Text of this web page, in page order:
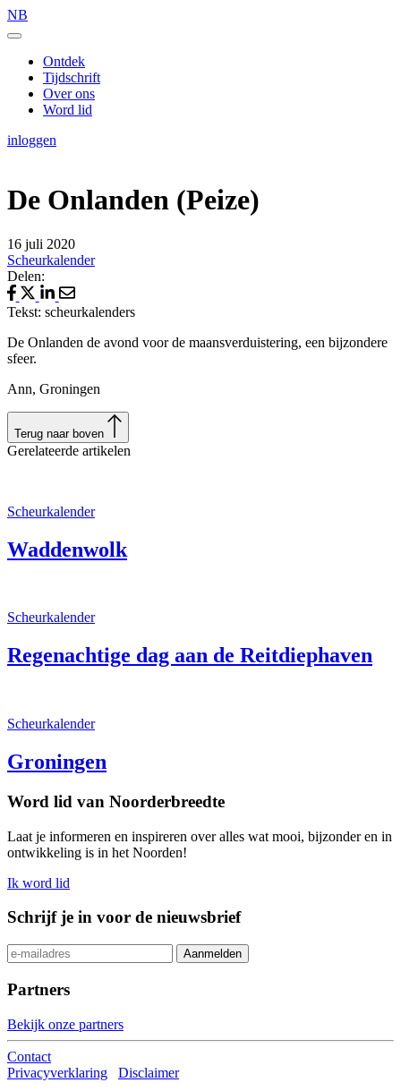
NB
Ontdek
Tijdschrift
Over ons
Word lid
inloggen
De Onlanden (Peize)
16 juli 2020
Scheurkalender
Delen:
Tekst: scheurkalenders
De Onlanden de avond voor de maansverduistering, een bijzondere
sfeer.
Ann, Groningen
Terug naar boven
Gerelateerde artikelen
Scheurkalender
Waddenwolk
Scheurkalender
Regenachtige dag aan de Reitdiephaven
Scheurkalender
Groningen
Word lid van Noorderbreedte
Laat je informeren en inspireren over alles wat mooi, bijzonder en in
ontwikkeling is in het Noorden!
Ik word lid
Schrijf je in voor de nieuwsbrief
Partners
Bekijk onze partners
Contact
Privacyverklaring
Disclaimer